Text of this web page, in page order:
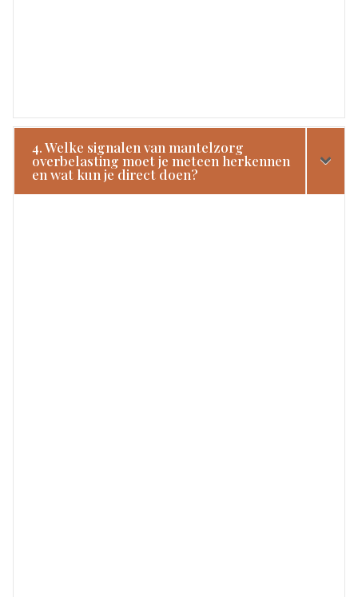
4. Welke signalen van mantelzorg
overbelasting moet je meteen herkennen
en wat kun je direct doen?